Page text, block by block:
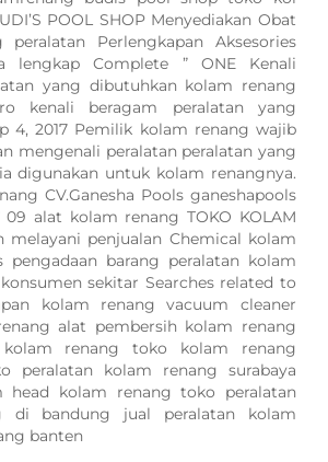
POOL SHOP Menyediakan Obat
peralatan Perlengkapan Aksesories
lengkap Complete ” ONE Kenali
yang dibutuhkan kolam renang
kenali beragam peralatan yang
4, 2017 Pemilik kolam renang wajib
mengenali peralatan peralatan yang
digunakan untuk kolam renangnya.
CV.Ganesha Pools ganeshapools
09 alat kolam renang TOKO KOLAM
melayani penjualan Chemical kolam
pengadaan barang peralatan kolam
sekitar Searches related to
kolam renang vacuum cleaner
alat pembersih kolam renang
renang toko kolam renang
peralatan kolam renang surabaya
head kolam renang toko peralatan
di bandung jual peralatan kolam
banten